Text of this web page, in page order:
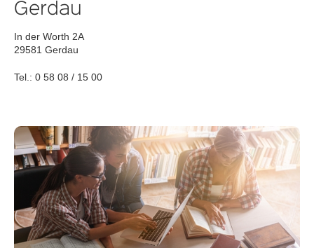
Gerdau
In der Worth 2A
29581 Gerdau
Tel.: 0 58 08 / 15 00